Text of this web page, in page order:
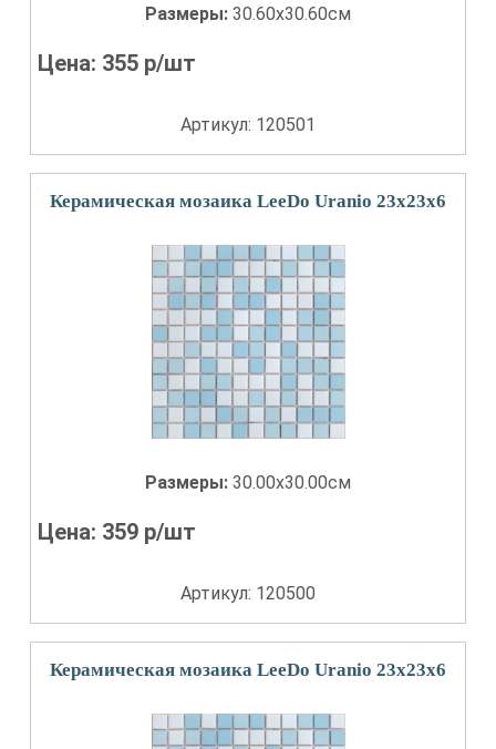
Размеры: 30.60x30.60см
Цена: 355 р/шт
Артикул: 120501
Керамическая мозаика LeeDo Uranio 23x23x6
Размеры: 30.00x30.00см
Цена: 359 р/шт
Артикул: 120500
Керамическая мозаика LeeDo Uranio 23x23x6